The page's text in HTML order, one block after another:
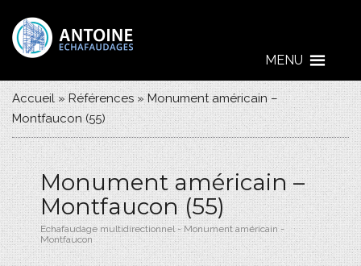
MENU
Accueil»Références»Monument américain –
Montfaucon (55)
Monument américain –
Montfaucon (55)
Echafaudage multidirectionnel - Monument américain -
Montfaucon